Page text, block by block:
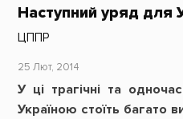
Наступний уряд для
ЦППР
25 Лют, 2014
У ці трагічні та
Україною стоїть багато